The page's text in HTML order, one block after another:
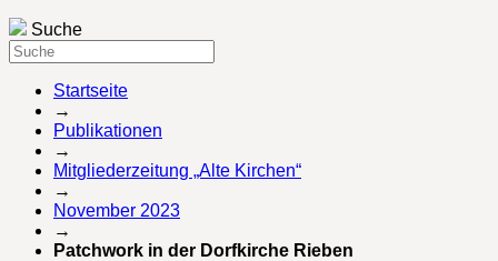
Suche
Startseite
→
Publikationen
→
Mitgliederzeitung „Alte Kirchen“
→
November 2023
→
Patchwork in der Dorfkirche Rieben